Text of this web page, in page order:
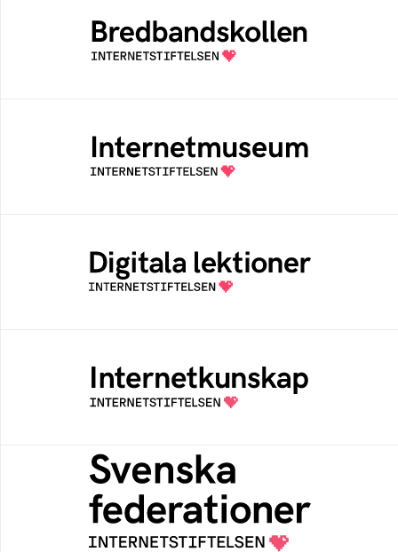
Bredbandskollen är ett oberoende
konsumentverktyg som drivs av
Internetstiftelsen
Ett digitalt museum som byggts, och kureras
av Internetstiftelsen
Öppen digital lärresurs med färdiga lektioner
för alla stadier i grundskolan
Samlad kunskap som hjälper dig att bli en
säker och medveten internetanvändare
Svenska federationer
Grunden för medlemskap i en sektors- eller
kontextspecifik federation